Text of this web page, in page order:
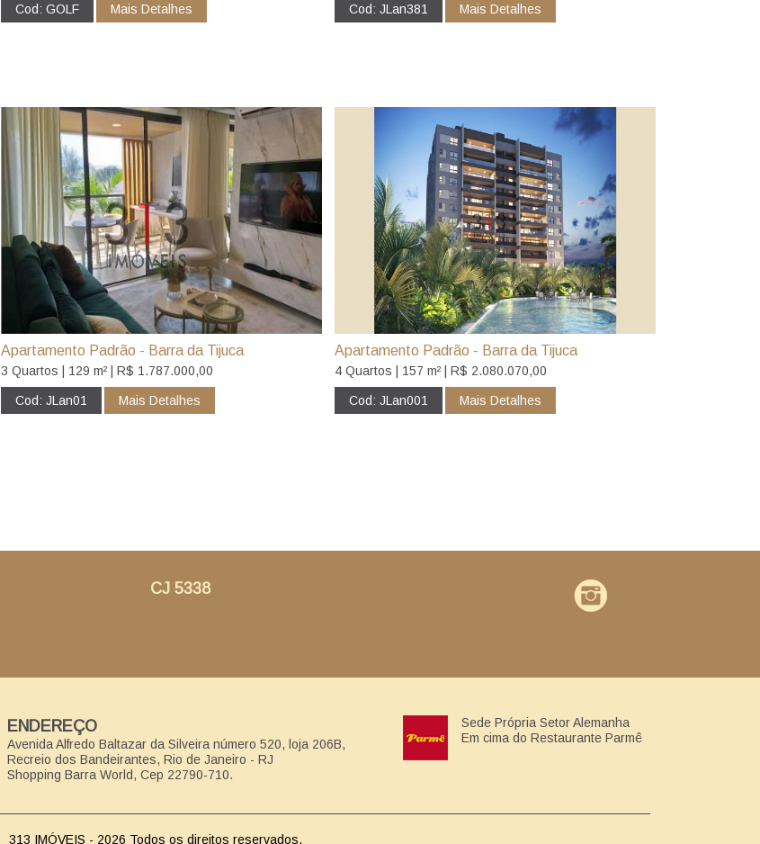
Cod: GOLF Mais Detalhes Cod: JLan381 Mais Detalhes
Apartamento Padrão - Barra da Tijuca
3 Quartos | 129 m² | R$ 1.787.000,00
Cod: JLan01 Mais Detalhes
Apartamento Padrão - Barra da Tijuca
4 Quartos | 157 m² | R$ 2.080.070,00
Cod: JLan001 Mais Detalhes
CJ 5338
ENDEREÇO
Avenida Alfredo Baltazar da Silveira número 520, loja 206B,
Recreio dos Bandeirantes, Rio de Janeiro - RJ
Shopping Barra World, Cep 22790-710.
Sede Própria Setor Alemanha
Em cima do Restaurante Parmê
313 IMÓVEIS - 2026 Todos os direitos reservados.